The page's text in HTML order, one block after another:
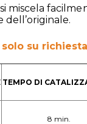
miscela
su
TEMPO DI
8 min.